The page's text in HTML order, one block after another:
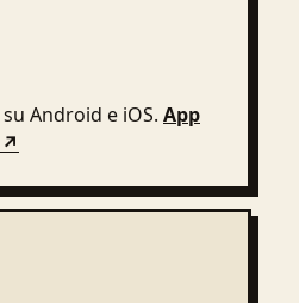
Android e iOS. App